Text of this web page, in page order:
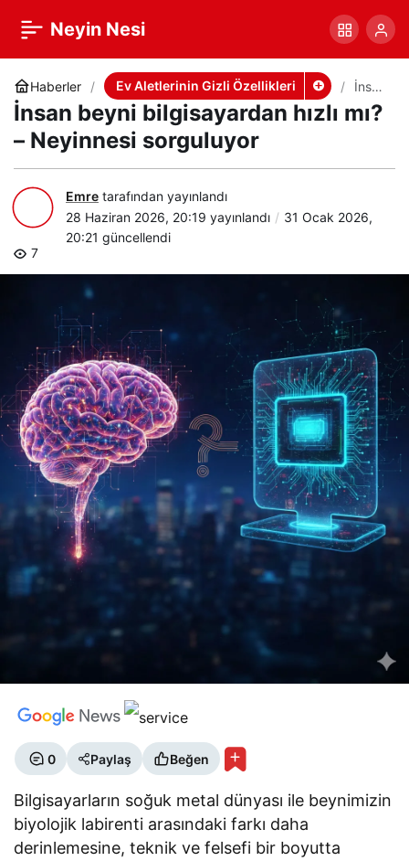
Neyin Nesi
Haberler Ev Aletlerinin Gizli Özellikleri
İnsan
beyn
i
Neyi
nnesi
r
İnsan beyni bilgisayardan hızlı mı?
– Neyinnesi sorguluyor
Emre tarafından yayınlandı
28 Haziran 2026, 20:19 yayınlandı
31 Ocak 2026,
20:21 güncellendi
7
0 Paylaş Beğen
Bilgisayarların soğuk metal dünyası ile beynimizin
biyolojik labirenti arasındaki farkı daha
derinlemesine, teknik ve felsefi bir boyutta
İnsan beyni
bilgisayardan hızlı mı? –
Neyinnesi sorguluyor
Paylaş